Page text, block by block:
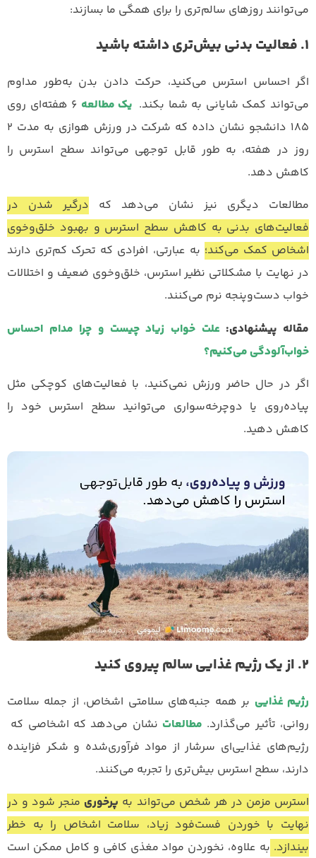
می‌توانند روزهای سالم‌تری را برای همگی ما بسازند:
1. فعالیت بدنی بیش‌تری داشته باشید
اگر احساس استرس می‌کنید، حرکت دادن بدن به‌طور مداوم
می‌تواند کمک شایانی به شما بکند. یک مطالعه
۶ هفته‌ای روی
۱۸۵ دانشجو نشان داده که شرکت در ورزش هوازی به مدت ۲
روز در هفته، به طور قابل توجهی می‌تواند سطح استرس را
کاهش دهد.
مطالعات دیگری نیز نشان می‌دهد که درگیر شدن در
فعالیت‌های بدنی به کاهش سطح استرس و بهبود خلق‌وخوی
اشخاص کمک می‌کند؛ به عبارتی، افرادی که تحرک کم‌تری دارند
در نهایت با مشکلاتی نظیر استرس، خلق‌وخوی ضعیف و اختلالات
خواب دست‌وپنجه نرم می‌کنند.
مقاله پیشنهادی: علت خواب زیاد چیست و چرا مدام احساس
خواب‌آلودگی می‌کنیم؟
اگر در حال حاضر ورزش نمی‌کنید، با فعالیت‌های کوچکی مثل
پیاده‌روی یا دوچرخه‌سواری می‌توانید سطح استرس خود را
کاهش دهید.
2. از یک رژیم غذایی سالم پیروی کنید
رژیم غذایی بر همه جنبه‌های سلامتی اشخاص، از جمله سلامت
روانی، تأثیر می‌گذارد. مطالعات نشان می‌دهد که اشخاصی که
رژیم‌های غذایی‌ای سرشار از مواد فرآوری‌شده و شکر فزاینده
دارند، سطح استرس بیش‌تری را تجربه می‌کنند.
استرس مزمن در هر شخص می‌تواند به پرخوری منجر شود و در
نهایت با خوردن فست‌فود زیاد، سلامت اشخاص را به خطر
بیندازد. به علاوه، نخوردن مواد مغذی کافی و کامل ممکن است